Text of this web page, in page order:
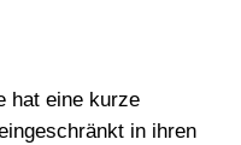
hat eine kurze
in ihren